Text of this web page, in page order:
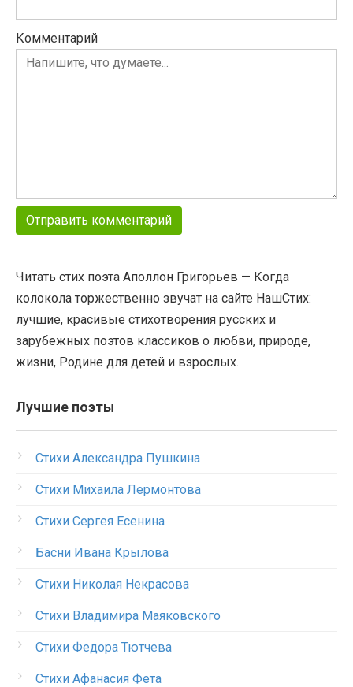
Комментарий
Читать стих поэта Аполлон Григорьев — Когда
колокола торжественно звучат на сайте НашСтих:
лучшие, красивые стихотворения русских и
зарубежных поэтов классиков о любви, природе,
жизни, Родине для детей и взрослых.
Лучшие поэты
Стихи Александра Пушкина
Стихи Михаила Лермонтова
Стихи Сергея Есенина
Басни Ивана Крылова
Стихи Николая Некрасова
Стихи Владимира Маяковского
Стихи Федора Тютчева
Стихи Афанасия Фета